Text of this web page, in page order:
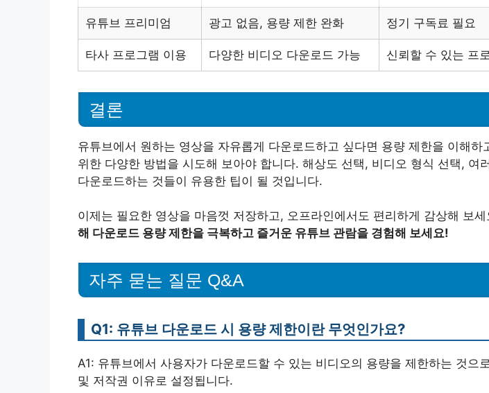
유튜브 프리미엄 광고 없음, 용량 제한 완화 정기 구독료 필요
타사 프로그램 이용 다양한 비디오 다운로드 가능 신뢰할 수 있는 프
결론
유튜브에서 원하는 영상을 자유롭게 다운로드하고 싶다면 용량 제한을 이해하
위한 다양한 방법을 시도해 보아야 합니다. 해상도 선택, 비디오 형식 선택, 여
다운로드하는 것들이 유용한 팁이 될 것입니다.
이제는 필요한 영상을 마음껏 저장하고, 오프라인에서도 편리하게 감상해 보세
해 다운로드 용량 제한을 극복하고 즐거운 유튜브 관람을 경험해 보세요!
자주 묻는 질문 Q&A
Q1: 유튜브 다운로드 시 용량 제한이란 무엇인가요?
A1: 유튜브에서 사용자가 다운로드할 수 있는 비디오의 용량을 제한하는 것으
및 저작권 이유로 설정됩니다.